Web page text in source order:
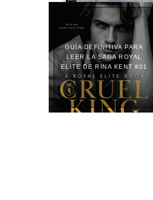
GUÍA DEFINITIVA PARA
LEER LA SAGA ROYAL
ELITE DE RINA KENT #01